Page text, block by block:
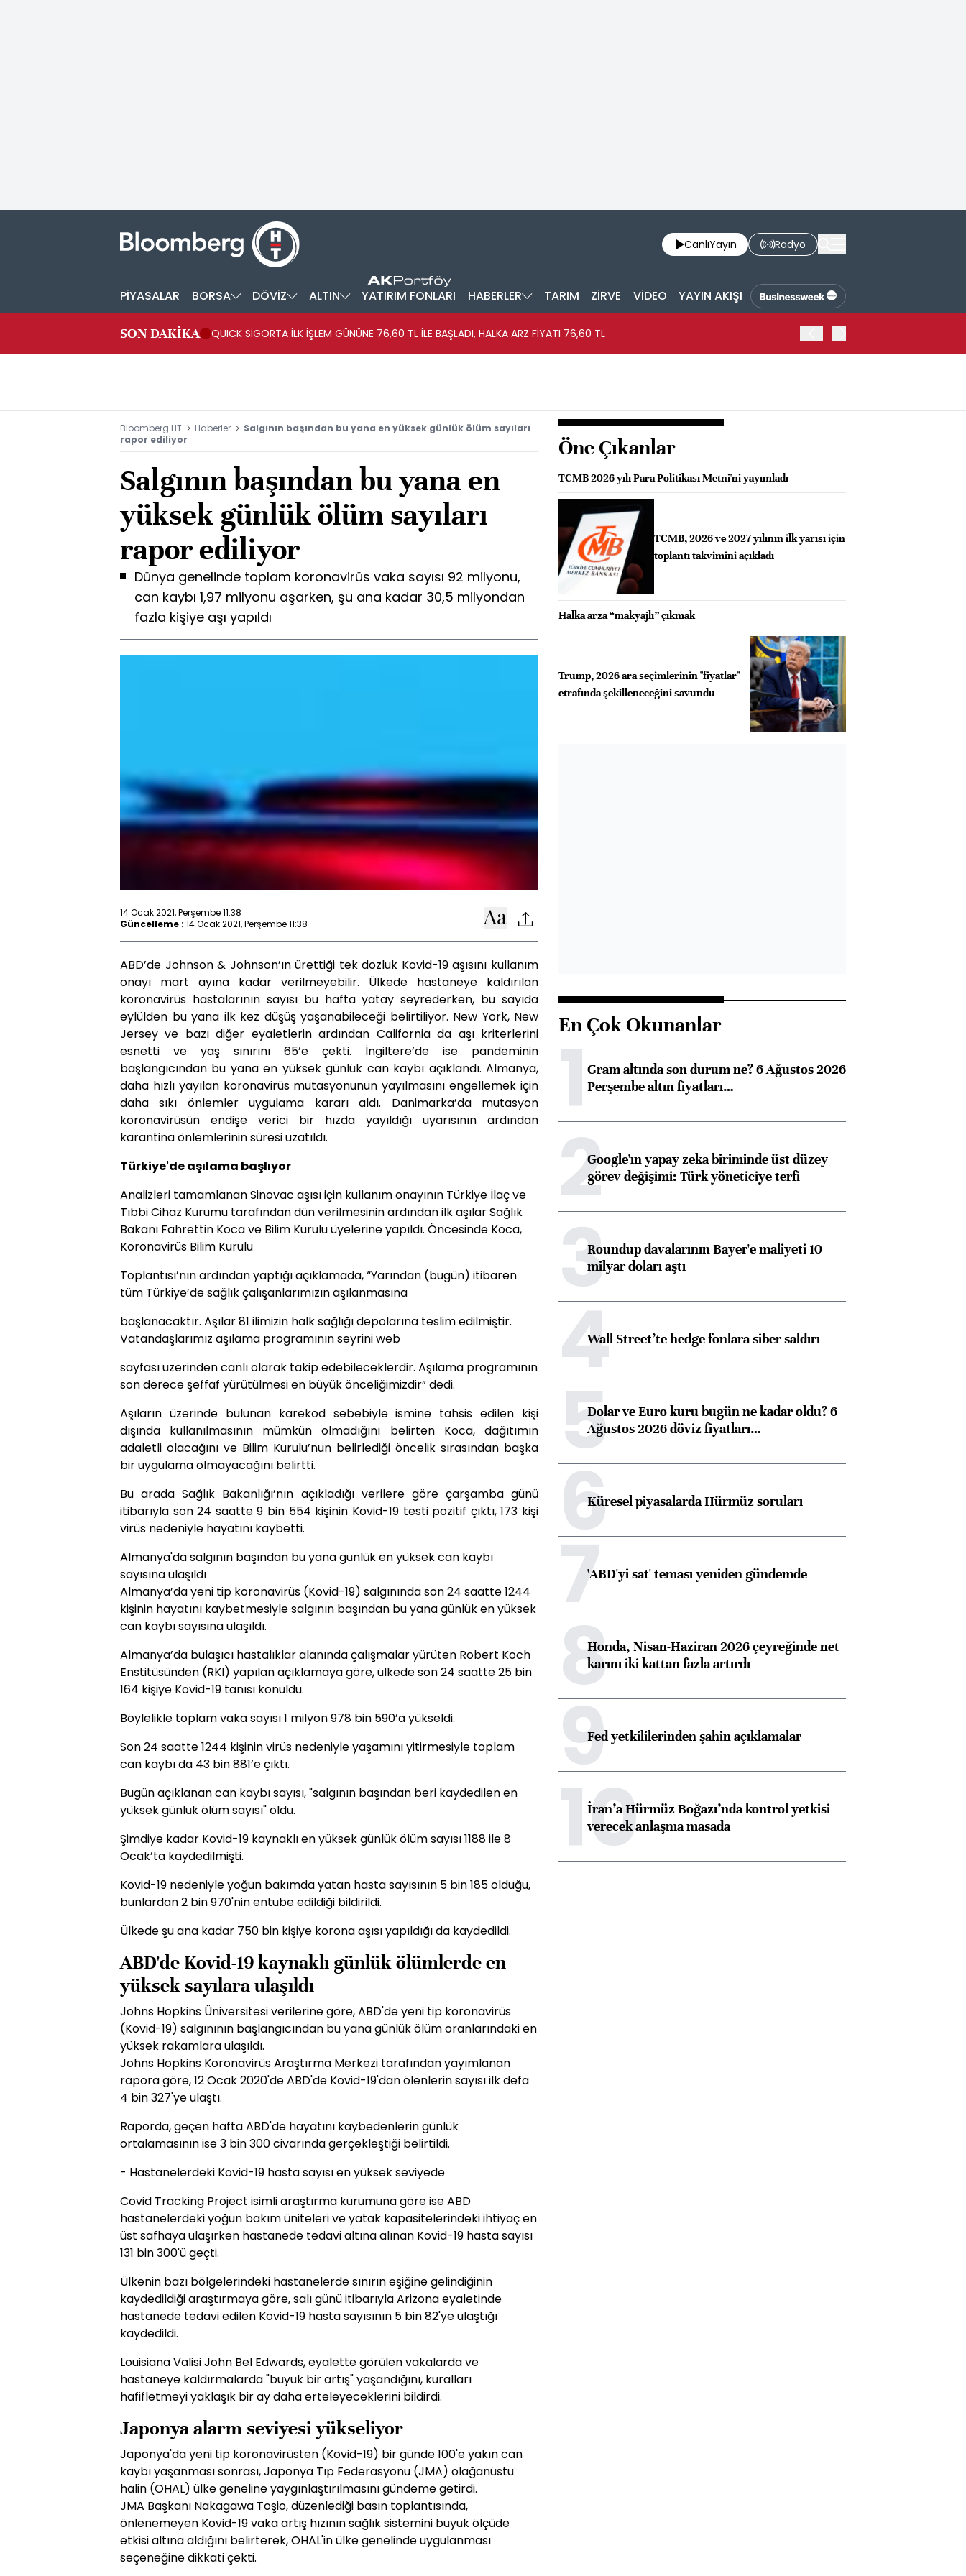
CanlıYayın Radyo
PİYASALAR BORSA DÖVİZ ALTIN YATIRIM FONLARI HABERLER TARIM ZİRVE VİDEO YAYIN AKIŞI
SON DAKİKA QUICK SİGORTA İLK İŞLEM GÜNÜNE 76,60 TL İLE BAŞLADI, HALKA ARZ FİYATI 76,60 TL
Bloomberg HT Haberler
Salgının başından bu yana en yüksek günlük ölüm sayıları
rapor ediliyor
Salgının başından bu yana en
yüksek günlük ölüm sayıları
rapor ediliyor
Dünya genelinde toplam koronavirüs vaka sayısı 92 milyonu,
can kaybı 1,97 milyonu aşarken, şu ana kadar 30,5 milyondan
fazla kişiye aşı yapıldı
14 Ocak 2021, Perşembe 11:38
Güncelleme : 14 Ocak 2021, Perşembe 11:38
ABD’de Johnson & Johnson’ın ürettiği tek dozluk Kovid-19 aşısını kullanım
onayı mart ayına kadar verilmeyebilir. Ülkede hastaneye kaldırılan
koronavirüs hastalarının sayısı bu hafta yatay seyrederken, bu sayıda
eylülden bu yana ilk kez düşüş yaşanabileceği belirtiliyor. New York, New
Jersey ve bazı diğer eyaletlerin ardından California da aşı kriterlerini
esnetti ve yaş sınırını 65’e çekti. İngiltere’de ise pandeminin
başlangıcından bu yana en yüksek günlük can kaybı açıklandı. Almanya,
daha hızlı yayılan koronavirüs mutasyonunun yayılmasını engellemek için
daha sıkı önlemler uygulama kararı aldı. Danimarka’da mutasyon
koronavirüsün endişe verici bir hızda yayıldığı uyarısının ardından
karantina önlemlerinin süresi uzatıldı.
Türkiye'de aşılama başlıyor
Analizleri tamamlanan Sinovac aşısı için kullanım onayının Türkiye İlaç ve
Tıbbi Cihaz Kurumu tarafından dün verilmesinin ardından ilk aşılar Sağlık
Bakanı Fahrettin Koca ve Bilim Kurulu üyelerine yapıldı. Öncesinde Koca,
Koronavirüs Bilim Kurulu
Toplantısı’nın ardından yaptığı açıklamada, “Yarından (bugün) itibaren
tüm Türkiye’de sağlık çalışanlarımızın aşılanmasına
başlanacaktır. Aşılar 81 ilimizin halk sağlığı depolarına teslim edilmiştir.
Vatandaşlarımız aşılama programının seyrini web
sayfası üzerinden canlı olarak takip edebileceklerdir. Aşılama programının
son derece şeffaf yürütülmesi en büyük önceliğimizdir” dedi.
Aşıların üzerinde bulunan karekod sebebiyle ismine tahsis edilen kişi
dışında kullanılmasının mümkün olmadığını belirten Koca, dağıtımın
adaletli olacağını ve Bilim Kurulu’nun belirlediği öncelik sırasından başka
bir uygulama olmayacağını belirtti.
Bu arada Sağlık Bakanlığı’nın açıkladığı verilere göre çarşamba günü
itibarıyla son 24 saatte 9 bin 554 kişinin Kovid-19 testi pozitif çıktı, 173 kişi
virüs nedeniyle hayatını kaybetti.
Almanya'da salgının başından bu yana günlük en yüksek can kaybı
sayısına ulaşıldı
Almanya’da yeni tip koronavirüs (Kovid-19) salgınında son 24 saatte 1244
kişinin hayatını kaybetmesiyle salgının başından bu yana günlük en yüksek
can kaybı sayısına ulaşıldı.
Almanya’da bulaşıcı hastalıklar alanında çalışmalar yürüten Robert Koch
Enstitüsünden (RKI) yapılan açıklamaya göre, ülkede son 24 saatte 25 bin
164 kişiye Kovid-19 tanısı konuldu.
Böylelikle toplam vaka sayısı 1 milyon 978 bin 590’a yükseldi.
Son 24 saatte 1244 kişinin virüs nedeniyle yaşamını yitirmesiyle toplam
can kaybı da 43 bin 881’e çıktı.
Bugün açıklanan can kaybı sayısı, "salgının başından beri kaydedilen en
yüksek günlük ölüm sayısı" oldu.
Şimdiye kadar Kovid-19 kaynaklı en yüksek günlük ölüm sayısı 1188 ile 8
Ocak’ta kaydedilmişti.
Kovid-19 nedeniyle yoğun bakımda yatan hasta sayısının 5 bin 185 olduğu,
bunlardan 2 bin 970'nin entübe edildiği bildirildi.
Ülkede şu ana kadar 750 bin kişiye korona aşısı yapıldığı da kaydedildi.
ABD'de Kovid-19 kaynaklı günlük ölümlerde en
yüksek sayılara ulaşıldı
Johns Hopkins Üniversitesi verilerine göre, ABD'de yeni tip koronavirüs
(Kovid-19) salgınının başlangıcından bu yana günlük ölüm oranlarındaki en
yüksek rakamlara ulaşıldı.
Johns Hopkins Koronavirüs Araştırma Merkezi tarafından yayımlanan
rapora göre, 12 Ocak 2020'de ABD'de Kovid-19'dan ölenlerin sayısı ilk defa
4 bin 327'ye ulaştı.
Raporda, geçen hafta ABD'de hayatını kaybedenlerin günlük
ortalamasının ise 3 bin 300 civarında gerçekleştiği belirtildi.
- Hastanelerdeki Kovid-19 hasta sayısı en yüksek seviyede
Covid Tracking Project isimli araştırma kurumuna göre ise ABD
hastanelerdeki yoğun bakım üniteleri ve yatak kapasitelerindeki ihtiyaç en
üst safhaya ulaşırken hastanede tedavi altına alınan Kovid-19 hasta sayısı
131 bin 300'ü geçti.
Ülkenin bazı bölgelerindeki hastanelerde sınırın eşiğine gelindiğinin
kaydedildiği araştırmaya göre, salı günü itibarıyla Arizona eyaletinde
hastanede tedavi edilen Kovid-19 hasta sayısının 5 bin 82'ye ulaştığı
kaydedildi.
Louisiana Valisi John Bel Edwards, eyalette görülen vakalarda ve
hastaneye kaldırmalarda "büyük bir artış" yaşandığını, kuralları
hafifletmeyi yaklaşık bir ay daha erteleyeceklerini bildirdi.
Japonya alarm seviyesi yükseliyor
Japonya'da yeni tip koronavirüsten (Kovid-19) bir günde 100'e yakın can
kaybı yaşanması sonrası, Japonya Tıp Federasyonu (JMA) olağanüstü
halin (OHAL) ülke geneline yaygınlaştırılmasını gündeme getirdi.
JMA Başkanı Nakagawa Toşio, düzenlediği basın toplantısında,
önlenemeyen Kovid-19 vaka artış hızının sağlık sistemini büyük ölçüde
etkisi altına aldığını belirterek, OHAL'in ülke genelinde uygulanması
seçeneğine dikkati çekti.
Öne Çıkanlar
TCMB 2026 yılı Para Politikası Metni'ni yayımladı
TCMB, 2026 ve 2027 yılının ilk yarısı için
toplantı takvimini açıkladı
Halka arza “makyajlı” çıkmak
Trump, 2026 ara seçimlerinin "fiyatlar"
etrafında şekilleneceğini savundu
En Çok Okunanlar
1Gram altında son durum ne? 6 Ağustos 2026
Perşembe altın fiyatları…
2Google'ın yapay zeka biriminde üst düzey
görev değişimi: Türk yöneticiye terfi
3Roundup davalarının Bayer'e maliyeti 10
milyar doları aştı
4Wall Street’te hedge fonlara siber saldırı
5Dolar ve Euro kuru bugün ne kadar oldu? 6
Ağustos 2026 döviz fiyatları…
6Küresel piyasalarda Hürmüz soruları
7'ABD'yi sat' teması yeniden gündemde
8Honda, Nisan-Haziran 2026 çeyreğinde net
karını iki kattan fazla artırdı
9Fed yetkililerinden şahin açıklamalar
10
İran’a Hürmüz Boğazı’nda kontrol yetkisi
verecek anlaşma masada